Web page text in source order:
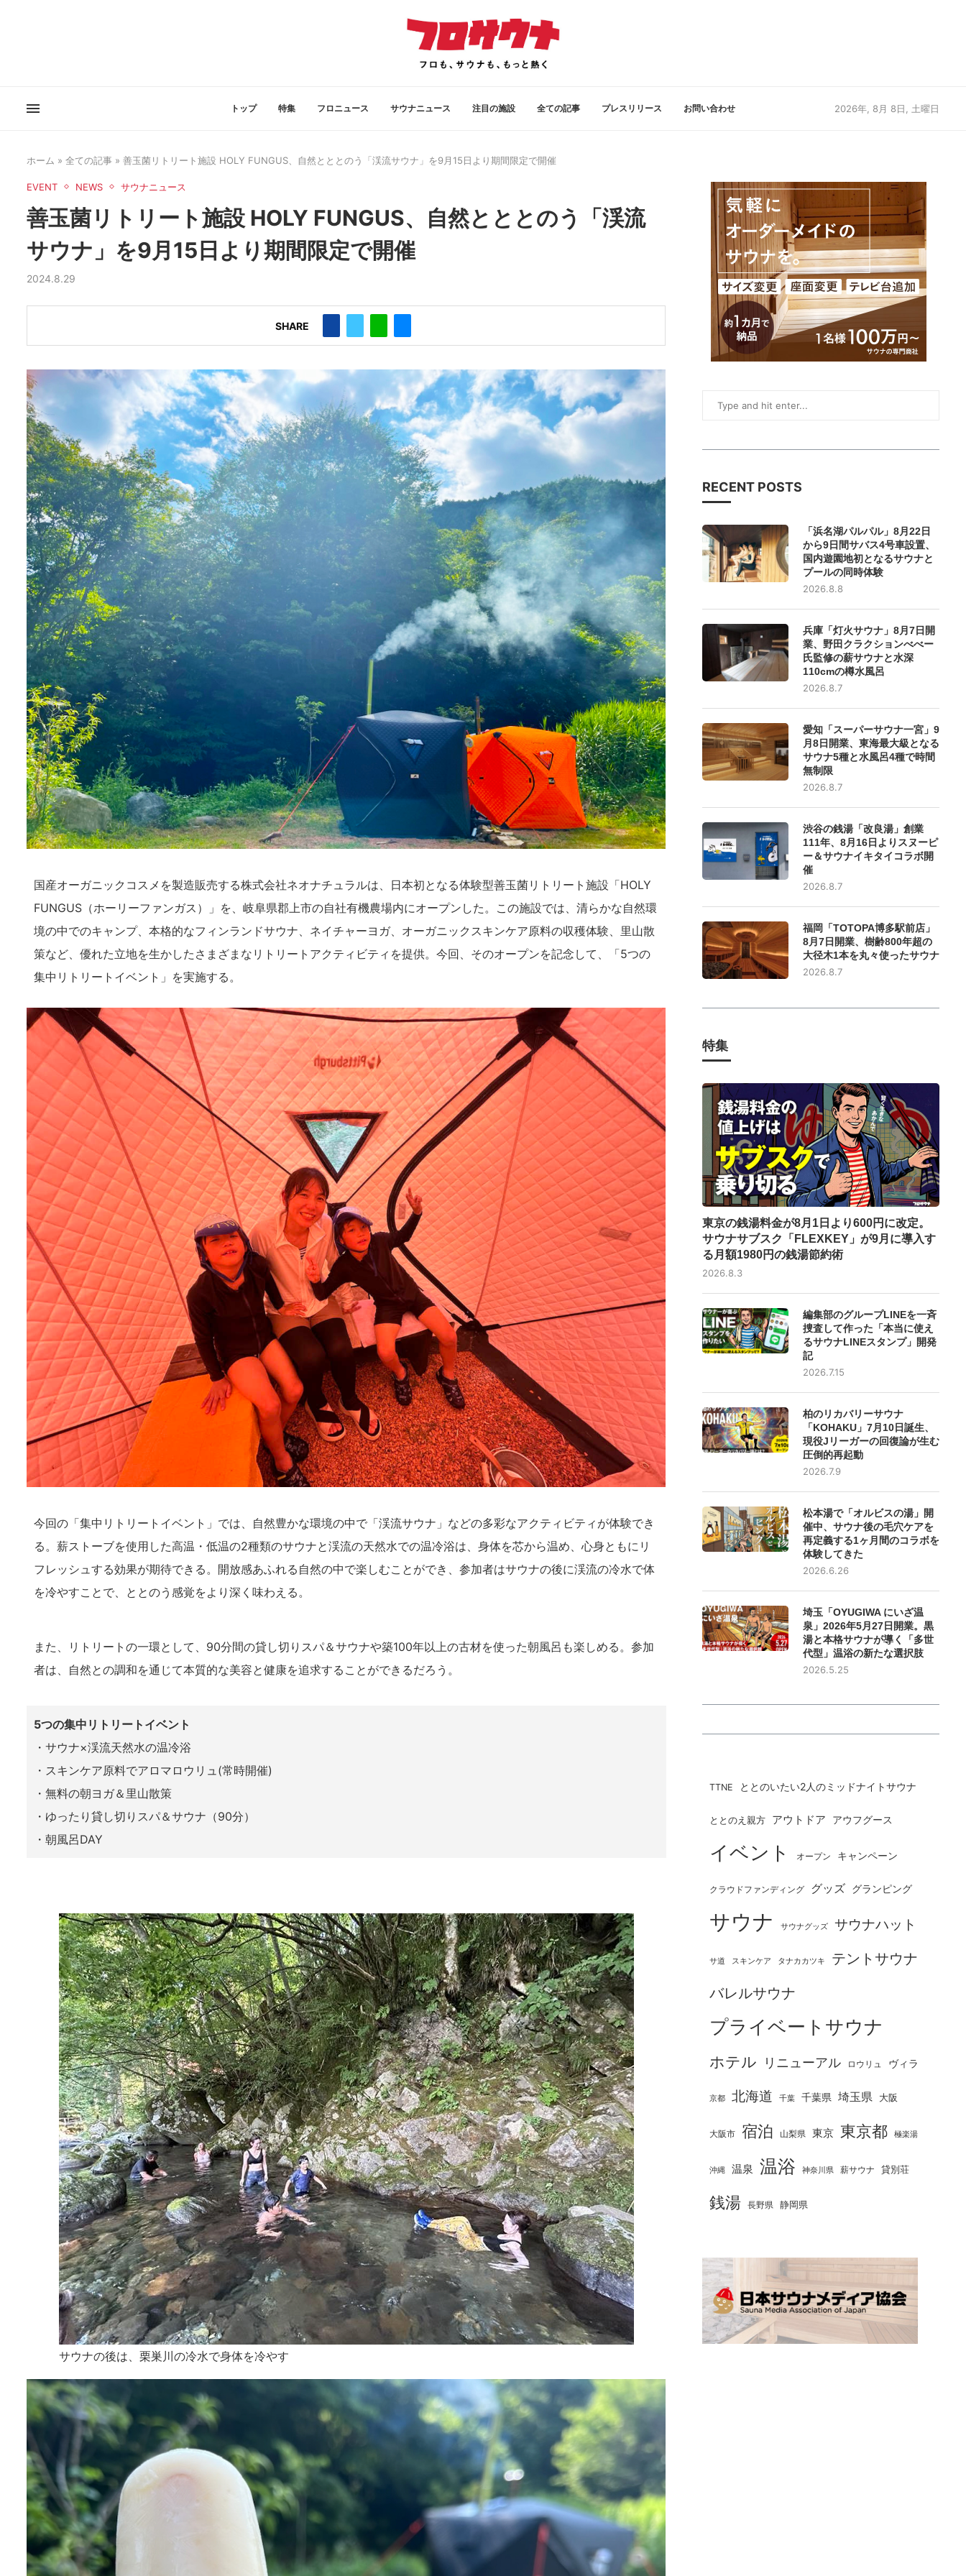
トップ 特集 フロニュース サウナニュース 注目の施設 全ての記事 プレスリリース お問い合わせ 2026年, 8月 8日, 土曜日
ホーム » 全ての記事 » 善玉菌リトリート施設 HOLY FUNGUS、自然とととのう「渓流サウナ」を9月15日より期間限定で開催
EVENT NEWS サウナニュース
善玉菌リトリート施設 HOLY FUNGUS、自然とととのう「渓流
サウナ」を9月15日より期間限定で開催
2024.8.29
SHARE
国産オーガニックコスメを製造販売する株式会社ネオナチュラルは、日本初となる体験型善玉菌リトリート施設「HOLY
FUNGUS（ホーリーファンガス）」を、岐阜県郡上市の自社有機農場内にオープンした。この施設では、清らかな自然環
境の中でのキャンプ、本格的なフィンランドサウナ、ネイチャーヨガ、オーガニックスキンケア原料の収穫体験、里山散
策など、優れた立地を生かしたさまざまなリトリートアクティビティを提供。今回、そのオープンを記念して、「5つの
集中リトリートイベント」を実施する。
今回の「集中リトリートイベント」では、自然豊かな環境の中で「渓流サウナ」などの多彩なアクティビティが体験でき
る。薪ストーブを使用した高温・低温の2種類のサウナと渓流の天然水での温冷浴は、身体を芯から温め、心身ともにリ
フレッシュする効果が期待できる。開放感あふれる自然の中で楽しむことができ、参加者はサウナの後に渓流の冷水で体
を冷やすことで、ととのう感覚をより深く味わえる。
また、リトリートの一環として、90分間の貸し切りスパ＆サウナや築100年以上の古材を使った朝風呂も楽しめる。参加
者は、自然との調和を通じて本質的な美容と健康を追求することができるだろう。
5つの集中リトリートイベント
・サウナ×渓流天然水の温冷浴
・スキンケア原料でアロマロウリュ(常時開催)
・無料の朝ヨガ＆里山散策
・ゆったり貸し切りスパ＆サウナ（90分）
・朝風呂DAY
サウナの後は、栗巣川の冷水で身体を冷やす
RECENT POSTS
「浜名湖パルパル」8月22日
から9日間サバス4号車設置、
国内遊園地初となるサウナと
プールの同時体験
2026.8.8
兵庫「灯火サウナ」8月7日開
業、野田クラクションべべー
氏監修の薪サウナと水深
110cmの樽水風呂
2026.8.7
愛知「スーパーサウナ一宮」9
月8日開業、東海最大級となる
サウナ5種と水風呂4種で時間
無制限
2026.8.7
渋谷の銭湯「改良湯」創業
111年、8月16日よりスヌーピ
ー＆サウナイキタイコラボ開
催
2026.8.7
福岡「TOTOPA博多駅前店」
8月7日開業、樹齢800年超の
大径木1本を丸々使ったサウナ
2026.8.7
特集
東京の銭湯料金が8月1日より600円に改定。
サウナサブスク「FLEXKEY」が9月に導入す
る月額1980円の銭湯節約術
2026.8.3
編集部のグループLINEを一斉
捜査して作った「本当に使え
るサウナLINEスタンプ」開発
記
2026.7.15
柏のリカバリーサウナ
「KOHAKU」7月10日誕生、
現役Jリーガーの回復論が生む
圧倒的再起動
2026.7.9
松本湯で「オルビスの湯」開
催中、サウナ後の毛穴ケアを
再定義する1ヶ月間のコラボを
体験してきた
2026.6.26
埼玉「OYUGIWA にいざ温
泉」2026年5月27日開業。黒
湯と本格サウナが導く「多世
代型」温浴の新たな選択肢
2026.5.25
TTNE ととのいたい2人のミッドナイトサウナ
ととのえ親方 アウトドア アウフグース
イベント オープン キャンペーン
クラウドファンディング グッズ グランピング
サウナ サウナグッズ サウナハット
サ道 スキンケア タナカカツキ
テントサウナ
バレルサウナ
プライベートサウナ
ホテル リニューアル ロウリュ ヴィラ
京都 北海道 千葉 千葉県 埼玉県 大阪
大阪市 宿泊 山梨県 東京 東京都 極楽湯
沖縄 温泉 温浴 神奈川県 薪サウナ 貸別荘
銭湯 長野県 静岡県